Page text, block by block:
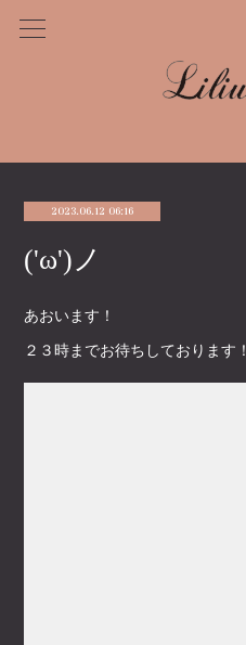
2023.06.12 06:16
('ω')ノ
あおいます！
２３時までお待ちしております！